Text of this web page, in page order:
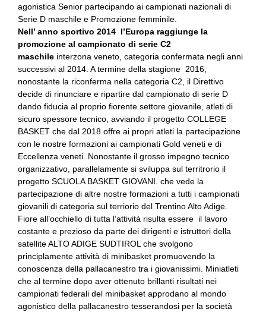
agonistica Senior partecipando ai campionati nazionali di
Serie D maschile e Promozione femminile.
Nell’ anno sportivo 2014 l’Europa raggiunge la
promozione al campionato di serie C2
maschileinterzona veneto, categoria confermata negli anni
successivi al 2014. A termine della stagione 2016,
nonostante la riconferma nella categoria C2, il Direttivo
decide di rinunciare e ripartire dal campionato di serie D
dando fiducia al proprio fiorente settore giovanile, atleti di
sicuro spessore tecnico, avviando il progetto COLLEGE
BASKET che dal 2018 offre ai propri atleti la partecipazione
con le nostre formazioni ai campionati Gold veneti e di
Eccellenza veneti. Nonostante il grosso impegno tecnico
organizzativo, parallelamente si sviluppa sul territrorio il
progetto SCUOLA BASKET GIOVANI. che vede la
partecipazione di altre nostre formazioni a tutti i campionati
giovanili di categoria sul terriorio del Trentino Alto Adige.
Fiore all’occhiello di tutta l’attività risulta essere il lavoro
costante e prezioso da parte dei dirigenti e istruttori della
satellite ALTO ADIGE SUDTIROL che svolgono
principlamente attività di minibasket promuovendo la
conoscenza della pallacanestro tra i giovanissimi. Miniatleti
che al termine dopo aver ottenuto brillanti risultati nei
campionati federali del minibasket approdano al mondo
agonistico della pallacanestro tesserandosi per la società